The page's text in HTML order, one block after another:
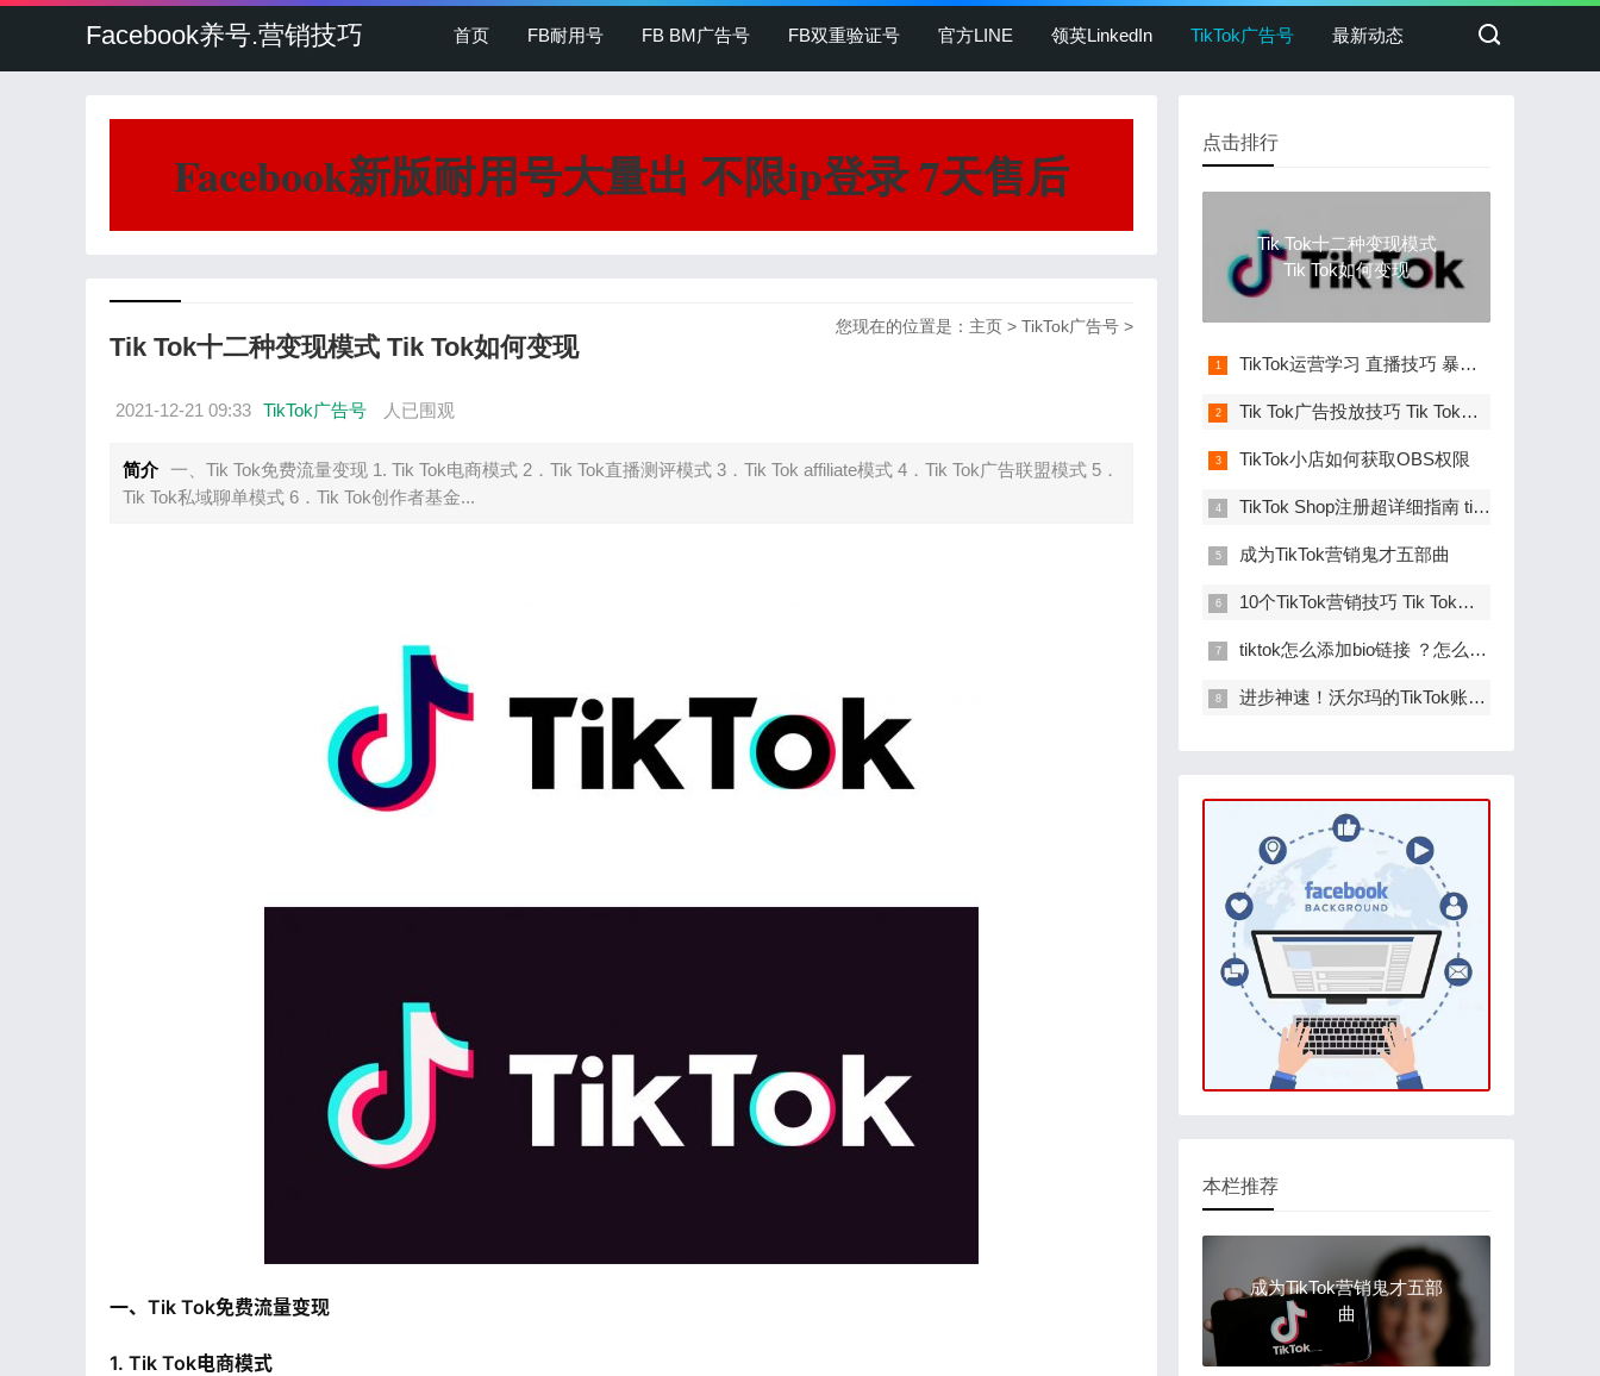
Facebook养号.营销技巧 首页 FB耐用号 FB BM广告号 FB双重验证号 官方LINE 领英LinkedIn TikTok广告号 最新动态
Facebook新版耐用号大量出 不限ip登录 7天售后
您现在的位置是： 主页 > TikTok广告号 >
Tik Tok十二种变现模式 Tik Tok如何变现
2021-12-21 09:33 TikTok广告号 人已围观
简介 一、Tik Tok免费流量变现 1. Tik Tok电商模式 2．Tik Tok直播测评模式 3．Tik Tok affiliate模式 4．Tik Tok广告联盟模式 5．
Tik Tok私域聊单模式 6．Tik Tok创作者基金...
一、Tik Tok免费流量变现
1. Tik Tok电商模式
点击排行
Tik Tok十二种变现模式
Tik Tok如何变现
TikTok运营学习 直播技巧 暴力引流技巧 培
Tik Tok广告投放技巧 Tik Tok广告账号购买
TikTok小店如何获取OBS权限
TikTok Shop注册超详细指南 tiktok 小黄车开通
成为TikTok营销鬼才五部曲
10个TikTok营销技巧 Tik Tok账号购买ads广告
tiktok怎么添加bio链接 ？怎么挂网站链接呢
进步神速！沃尔玛的TikTok账号有120万粉了
本栏推荐
成为TikTok营销鬼才五部
曲